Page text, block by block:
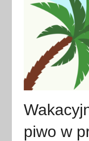
piwo w